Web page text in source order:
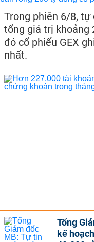
Trong phiên 6/8,
tổng giá trị khoảng
đó cổ phiếu GEX
nhất.
Tổng
kế